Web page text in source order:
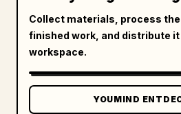
Collect materials, process
finished work, and distribute it
workspace.
YOUMIND